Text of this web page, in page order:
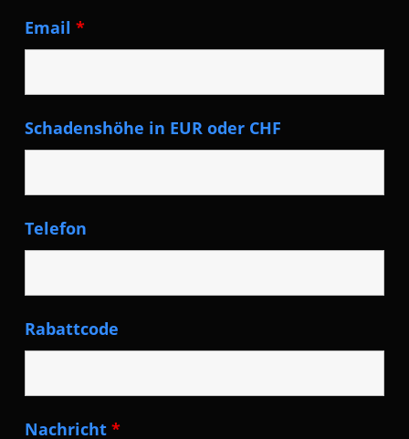
Email*
Schadenshöhe in EUR oder CHF
Telefon
Rabattcode
Nachricht*